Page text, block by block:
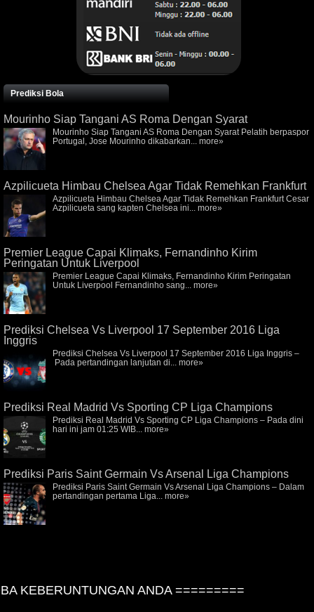
Prediksi Bola
Mourinho Siap Tangani AS Roma Dengan Syarat
Mourinho Siap Tangani AS Roma Dengan Syarat Pelatih berpaspor
Portugal, Jose Mourinho dikabarkan... more»
Azpilicueta Himbau Chelsea Agar Tidak Remehkan Frankfurt
Azpilicueta Himbau Chelsea Agar Tidak Remehkan Frankfurt Cesar
Azpilicueta sang kapten Chelsea ini... more»
Premier League Capai Klimaks, Fernandinho Kirim
Peringatan Untuk Liverpool
Premier League Capai Klimaks, Fernandinho Kirim Peringatan
Untuk Liverpool Fernandinho sang... more»
Prediksi Chelsea Vs Liverpool 17 September 2016 Liga
Inggris
Prediksi Chelsea Vs Liverpool 17 September 2016 Liga Inggris –
Pada pertandingan lanjutan di... more»
Prediksi Real Madrid Vs Sporting CP Liga Champions
Prediksi Real Madrid Vs Sporting CP Liga Champions – Pada dini
hari ini jam 01:25 WIB... more»
Prediksi Paris Saint Germain Vs Arsenal Liga Champions
Prediksi Paris Saint Germain Vs Arsenal Liga Champions – Dalam
pertandingan pertama Liga... more»
KEBERUNTUNGAN ANDA =========